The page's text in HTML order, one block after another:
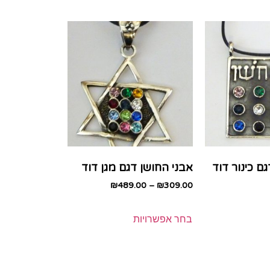
כינור דוד אבני החושן דגם מגן דוד
₪309.00
–
₪489.00
בחר אפשרויות